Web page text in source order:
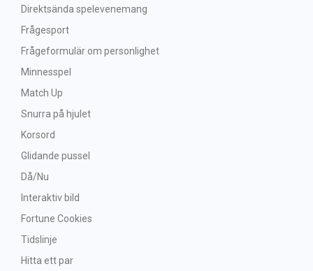
Direktsända spelevenemang
Frågesport
Frågeformulär om personlighet
Minnesspel
Match Up
Snurra på hjulet
Korsord
Glidande pussel
Då/Nu
Interaktiv bild
Fortune Cookies
Tidslinje
Hitta ett par